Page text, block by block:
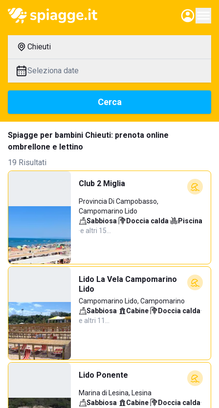
Chieuti
Seleziona date
Cerca
Spiagge per bambini Chieuti: prenota online
ombrellone e lettino
19 Risultati
Club 2 Miglia
Provincia Di Campobasso,
Campomarino Lido
Sabbiosa· Doccia calda·
Piscina
·e altri 15…
Lido La Vela Campomarino
Lido
Campomarino Lido, Campomarino
Sabbiosa· Cabine· Doccia calda·
e altri 11…
Lido Ponente
Marina di Lesina, Lesina
Sabbiosa· Cabine· Doccia calda·